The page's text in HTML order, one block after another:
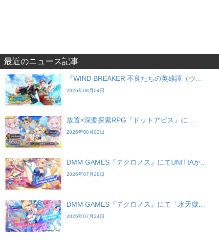
最近のニュース記事
『WIND BREAKER 不良たちの英雄譚（ウ…
2026年08月04日
放置×深淵探索RPG『ドットアビス』に…
2026年08月03日
DMM GAMES『テクロノス』にてUNITIAか…
2026年07月28日
DMM GAMES『テクロノス』にて「氷天獄…
2026年07月24日